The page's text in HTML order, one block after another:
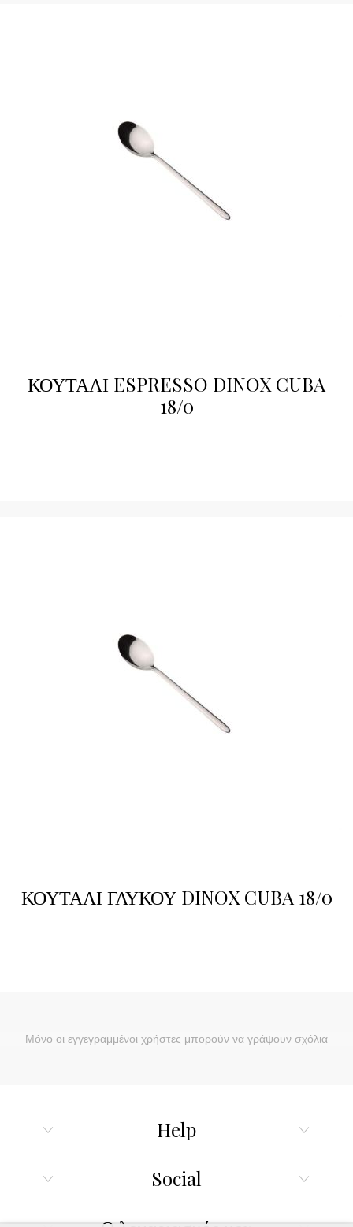
ΚΟΥΤΑΛΙ ESPRESSO DINOX CUBA
18/0
ΚΟΥΤΑΛΙ ΓΛΥΚΟΥ DINOX CUBA 18/0
Μόνο οι εγγεγραμμένοι χρήστες μπορούν να γράψουν σχόλια
Help
Social